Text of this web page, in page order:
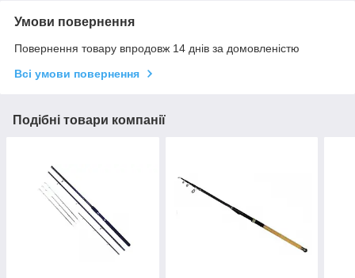
Умови повернення
Повернення товару впродовж 14 днів за домовленістю
Всі умови повернення
Подібні товари компанії